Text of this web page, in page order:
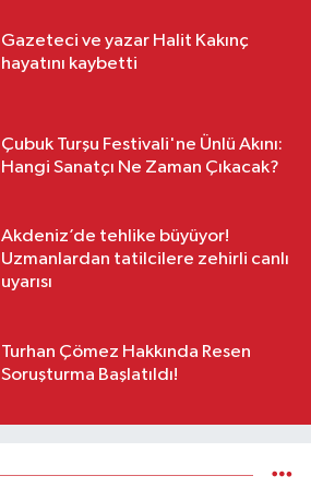
Gazeteci ve yazar Halit Kakınç
hayatını kaybetti
Çubuk Turşu Festivali'ne Ünlü Akını:
Hangi Sanatçı Ne Zaman Çıkacak?
Akdeniz’de tehlike büyüyor!
Uzmanlardan tatilcilere zehirli canlı
uyarısı
Turhan Çömez Hakkında Resen
Soruşturma Başlatıldı!